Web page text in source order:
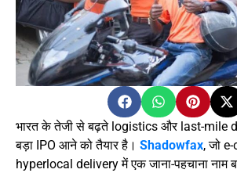
भारत के तेजी से बढ़ते logistics और last-mile
बड़ा IPO आने को तैयार है। Shadowfax, जो
hyperlocal delivery में एक जाना-पहचाना नाम